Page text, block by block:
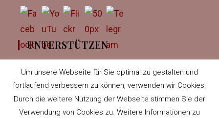
UNTERSTÜTZEN
Über eine Unterstützung würden wir uns sehr
freuen, sei es physisch als Volontär, oder
finanziell.Zu PayPal.Me
Um unsere Webseite für Sie optimal zu gestalten und
fortlaufend verbessern zu können, verwenden wir Cookies.
Durch die weitere Nutzung der Webseite stimmen Sie der
Verwendung von Cookies zu. Weitere Informationen zu